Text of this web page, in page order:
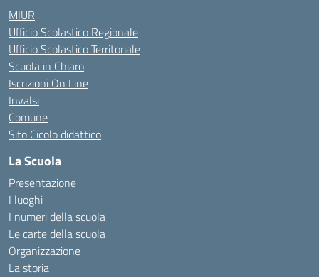
MIUR
Ufficio Scolastico Regionale
Ufficio Scolastico Territoriale
Scuola in Chiaro
Iscrizioni On Line
Invalsi
Comune
Sito Cicolo didattico
La Scuola
Presentazione
I luoghi
I numeri della scuola
Le carte della scuola
Organizzazione
La storia